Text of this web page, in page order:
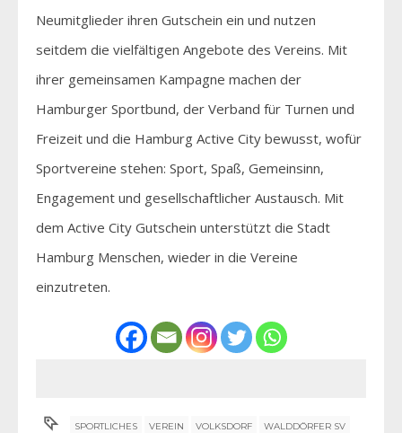
Neumitglieder ihren Gutschein ein und nutzen
seitdem die vielfältigen Angebote des Vereins. Mit
ihrer gemeinsamen Kampagne machen der
Hamburger Sportbund, der Verband für Turnen und
Freizeit und die Hamburg Active City bewusst, wofür
Sportvereine stehen: Sport, Spaß, Gemeinsinn,
Engagement und gesellschaftlicher Austausch. Mit
dem Active City Gutschein unterstützt die Stadt
Hamburg Menschen, wieder in die Vereine
einzutreten.
SPORTLICHES VEREIN VOLKSDORF WALDDÖRFER SV